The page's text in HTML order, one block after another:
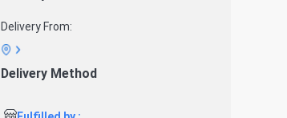
Delivery From:
Delivery Method